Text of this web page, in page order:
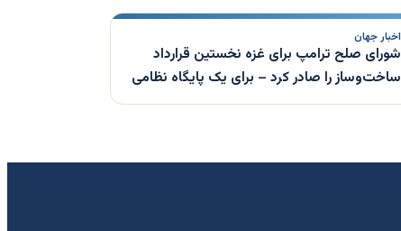
اخبار جهان
شورای صلح ترامپ برای غزه نخستین قرارداد
ساخت‌وساز را صادر کرد – برای یک پایگاه نظامی